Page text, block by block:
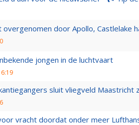
door Apollo, Castlelake
jongen in de luchtvaart
sluit vliegveld Maastricht
vracht doordat onder meer